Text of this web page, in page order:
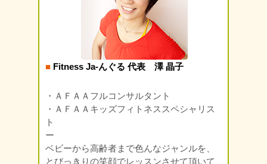
■ Fitness Ja-んぐる 代表 澤 晶子
・ＡＦＡＡフルコンサルタント
・ＡＦＡＡキッズフィトネススペシャリス
ト
ー
ベビーから高齢者まで色んなジャンルを、
とびっきりの笑顔でレッスンさせて頂いて